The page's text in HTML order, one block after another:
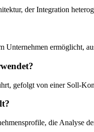
der Integration
Unternehmen ermöglicht,
gefolgt von einer Soll-
die Analyse